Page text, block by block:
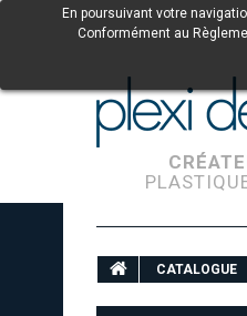
En poursuivant votre
Conformément au
CATALOGUE